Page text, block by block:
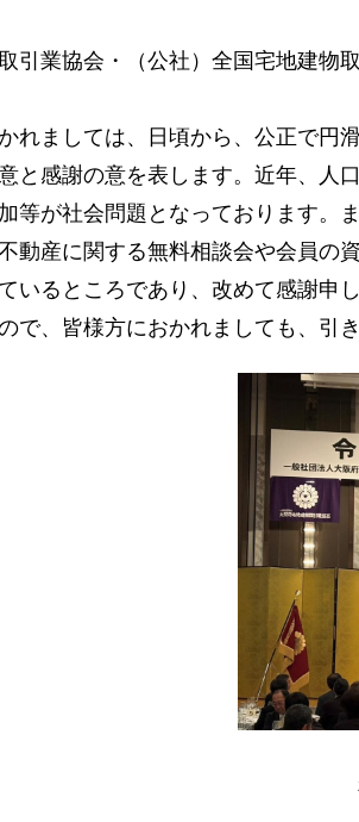
引業協会・（公社）全国宅地建
れましては、日頃から、公正で円
と感謝の意を表します。近年、人
等が社会問題となっております。
動産に関する無料相談会や会員の
いるところであり、改めて感謝申
で、皆様方におかれましても、引